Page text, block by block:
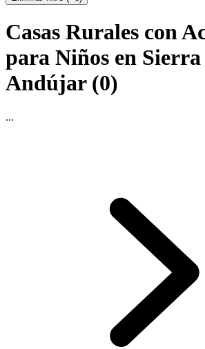
Casas Rurales con
para Niños en Sierra
Andújar (0)
...